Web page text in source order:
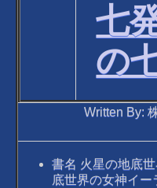
七
の
Written By:
書名 火星の地底
底世界の女神イ